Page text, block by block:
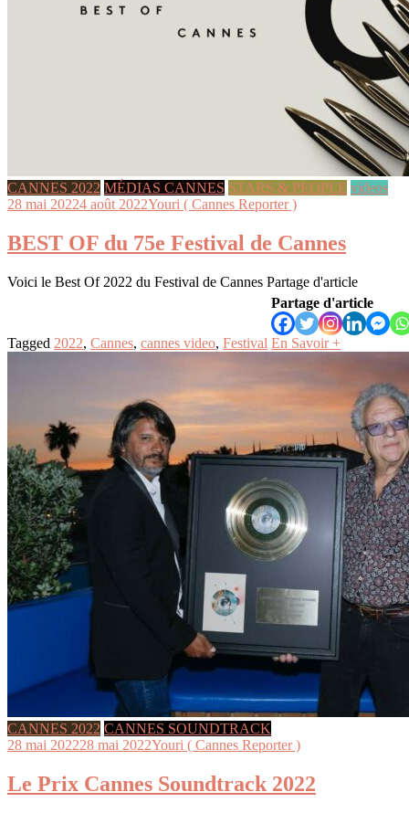
CANNES 2022 MÉDIAS CANNES STARS & PEOPLE videos
28 mai 20224 août 2022Youri ( Cannes Reporter )
BEST OF du 75e Festival de Cannes
Voici le Best Of 2022 du Festival de Cannes Partage d'article
Partage d'article
Tagged 2022, Cannes, cannes video, Festival En Savoir +
CANNES 2022 CANNES SOUNDTRACK
28 mai 202228 mai 2022Youri ( Cannes Reporter )
Le Prix Cannes Soundtrack 2022